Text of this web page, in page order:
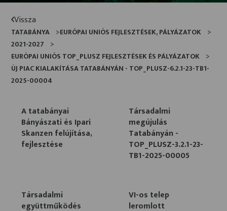
Vissza
TATABÁNYA
EURÓPAI UNIÓS FEJLESZTÉSEK, PÁLYÁZATOK
2021-2027
EURÓPAI UNIÓS TOP_PLUSZ FEJLESZTÉSEK ÉS PÁLYÁZATOK
ÚJ PIAC KIALAKÍTÁSA TATABÁNYÁN - TOP_PLUSZ-6.2.1-23-TB1-
2025-00004
A tatabányai
Bányászati és Ipari
Skanzen felújítása,
fejlesztése
Társadalmi
megújulás
Tatabányán -
TOP_PLUSZ-3.2.1-23-
TB1-2025-00005
Társadalmi
együttműködés
VI-os telep
leromlott